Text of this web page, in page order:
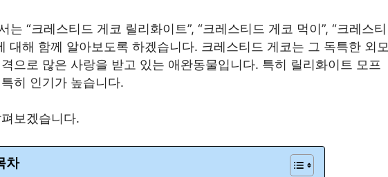
는 “크레스티드 게코 릴리화이트”, “크레스티드 게코 먹이”, “크레스티
대해 함께 알아보도록 하겠습니다. 크레스티드 게코는 그 독특한 외모
으로 많은 사랑을 받고 있는 애완동물입니다. 특히 릴리화이트 모프
히 인기가 높습니다.
보겠습니다.
차